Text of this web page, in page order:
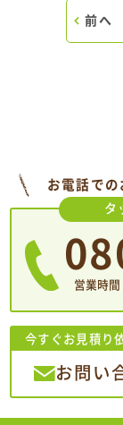
前へ
お電話での
タ
営業時
今すぐお見積り
お問い